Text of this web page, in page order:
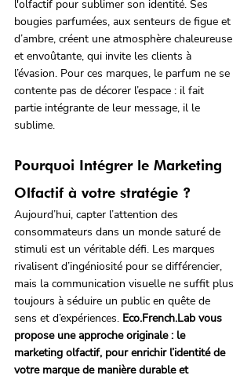
l'olfactif pour sublimer son identité. Ses
bougies parfumées, aux senteurs de figue et
d’ambre, créent une atmosphère chaleureuse
et envoûtante, qui invite les clients à
l’évasion. Pour ces marques, le parfum ne se
contente pas de décorer l’espace : il fait
partie intégrante de leur message, il le
sublime.
Pourquoi Intégrer le Marketing
Olfactif à votre stratégie ?
Aujourd’hui, capter l’attention des
consommateurs dans un monde saturé de
stimuli est un véritable défi. Les marques
rivalisent d’ingéniosité pour se différencier,
mais la communication visuelle ne suffit plus
toujours à séduire un public en quête de
sens et d’expériences. Eco.French.Lab vous
propose une approche originale : le
marketing olfactif, pour enrichir l’identité de
votre marque de manière durable et